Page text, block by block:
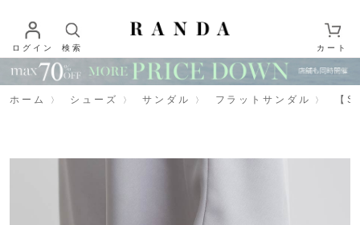
ログイン 検索 カート
ホーム シューズ サンダル フラットサンダル 【